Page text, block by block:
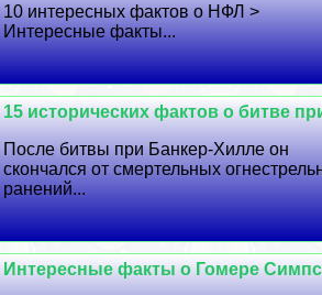
10 интересных фактов о НФЛ >
Интересные факты...
15 исторических фактов о битве
После битвы при Банкер-Хилле он
скончался от cмepтельных
ранений...
Интересные факты о Гомере